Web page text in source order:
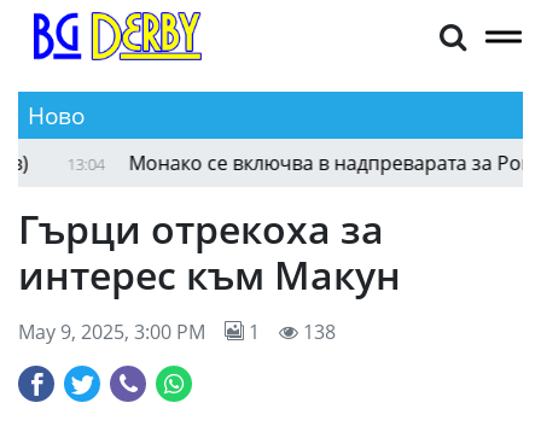
Ново
13:04 Монако се включва в надпреварата за Ромелу
Гърци отрекоха за
интерес към Макун
May 9, 2025, 3:00 PM 1 138